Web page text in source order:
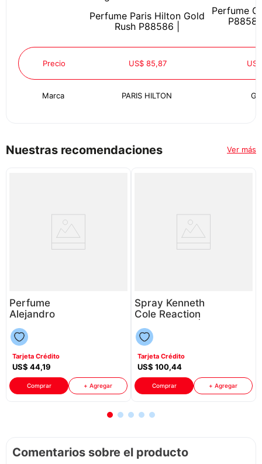
Perfume Paris Hilton Gold
Rush P88586 |
Perfume
Precio US$ 85,87
Marca PARIS HILTON
Nuestras recomendaciones Ver más
Perfume
Alejandro
Acord Tu Edt
P88586 |
100Ml
Tarjeta Crédito
US$ 44,19
Comprar + Agregar
Spray Kenneth
Cole Reaction
100Ml
Tarjeta Crédito
US$ 100,44
Comprar + Agregar
Comentarios sobre el producto